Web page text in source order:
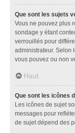
Que sont les sujets
Vous ne pouvez plus
sondage y étant
verrouillés pour
administrateur. Selon
vous pouvez ou non
Haut
Que sont les icônes
Les icônes de sujet
messages pour
de sujet dépend des